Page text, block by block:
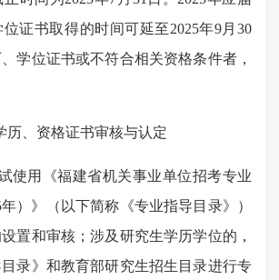
证书取得的时间可延至2025年9月30
学位证书或不符合相关资格条件者，
历、资格证书审核与认定
使用《福建省机关事业单位招考专业
）》（以下简称《专业指导目录》）
置和审核；涉及研究生学历学位的，
录》和教育部研究生招生目录进行专